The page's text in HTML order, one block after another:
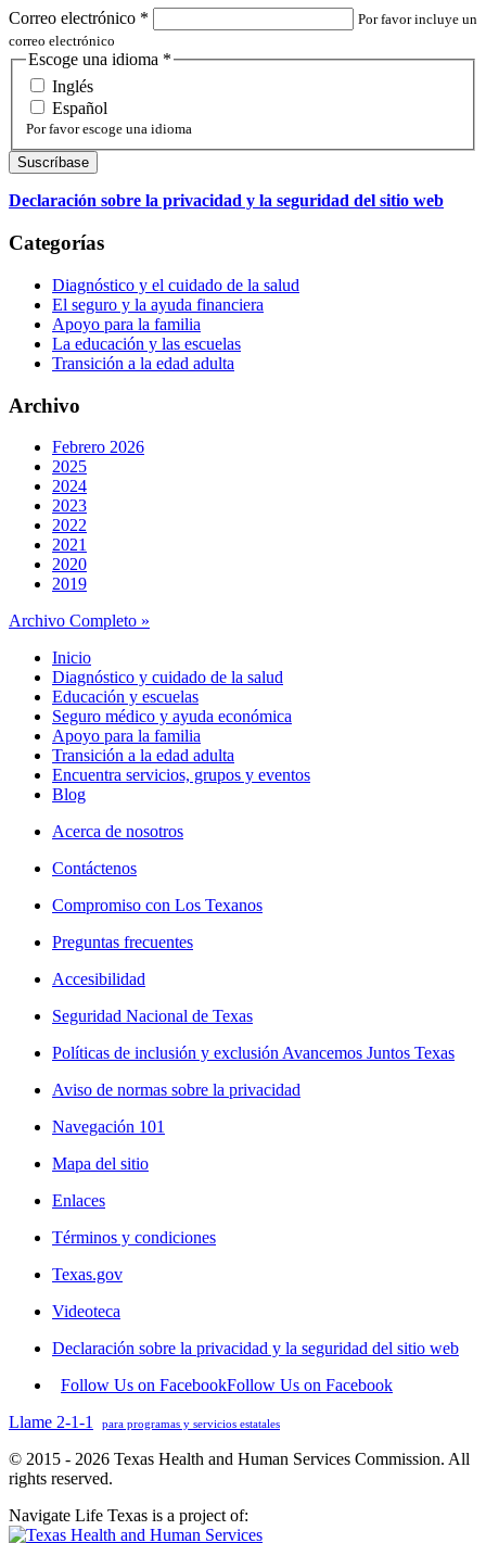
Correo electrónico *
Por favor incluye un
correo electrónico
Escoge una idioma *
Inglés
Español
Por favor escoge una idioma
Declaración sobre la privacidad y la seguridad del sitio web
Categorías
Diagnóstico y el cuidado de la salud
El seguro y la ayuda financiera
Apoyo para la familia
La educación y las escuelas
Transición a la edad adulta
Archivo
Febrero 2026
2025
2024
2023
2022
2021
2020
2019
Archivo Completo »
Inicio
Diagnóstico y cuidado de la salud
Educación y escuelas
Seguro médico y ayuda económica
Apoyo para la familia
Transición a la edad adulta
Encuentra servicios, grupos y eventos
Blog
Acerca de nosotros
Contáctenos
Compromiso con Los Texanos
Preguntas frecuentes
Accesibilidad
Seguridad Nacional de Texas
Políticas de inclusión y exclusión Avancemos Juntos Texas
Aviso de normas sobre la privacidad
Navegación 101
Mapa del sitio
Enlaces
Términos y condiciones
Texas.gov
Videoteca
Declaración sobre la privacidad y la seguridad del sitio web
Follow Us on FacebookFollow Us on Facebook
Llame 2-1-1
para programas y servicios estatales
© 2015 - 2026 Texas Health and Human Services Commission. All
rights reserved.
Navigate Life Texas is a project of: